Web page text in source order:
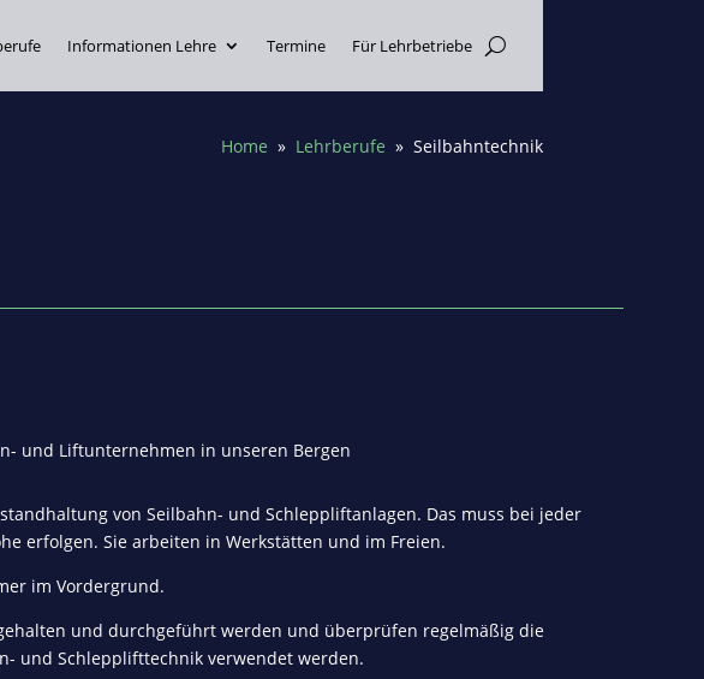
Informationen Lehre Termine Für Lehrbetriebe
Home » Lehrberufe » Seilbahntechnik
und Liftunternehmen in unseren Bergen
von Seilbahn- und Schleppliftanlagen. Das muss bei jeder
erfolgen. Sie arbeiten in Werkstätten und im Freien.
im Vordergrund.
und durchgeführt werden und überprüfen regelmäßig die
und Schlepplifttechnik verwendet werden.